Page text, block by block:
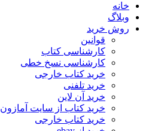
خانه
وبلاگ
روش خرید
قوانین
کارشناسی کتاب
کارشناسی نسخ خطی
خرید کتاب خارجی
خرید تلفنی
خرید آن لاین
خرید کتاب از سایت آمازون
خرید کتاب خارجی